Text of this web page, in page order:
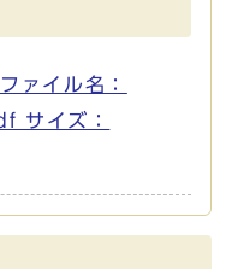
ァイル名：
イズ：